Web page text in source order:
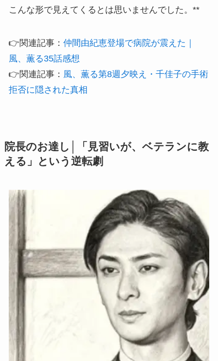
こんな形で見えてくるとは思いませんでした。**
👉関連記事： 仲間由紀恵登場で病院が震えた｜
風、薫る35話感想
👉関連記事： 風、薫る第8週夕映え・千佳子の手術
拒否に隠された真相
院長のお達し│「見習いが、ベテランに教
える」という逆転劇